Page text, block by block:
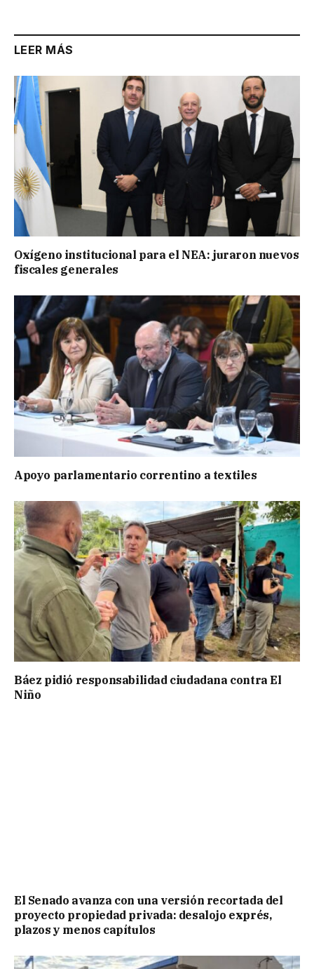
LEER MÁS
Oxígeno institucional para el NEA: juraron nuevos
fiscales generales
Apoyo parlamentario correntino a textiles
Báez pidió responsabilidad ciudadana contra El
Niño
El Senado avanza con una versión recortada del
proyecto propiedad privada: desalojo exprés,
plazos y menos capítulos